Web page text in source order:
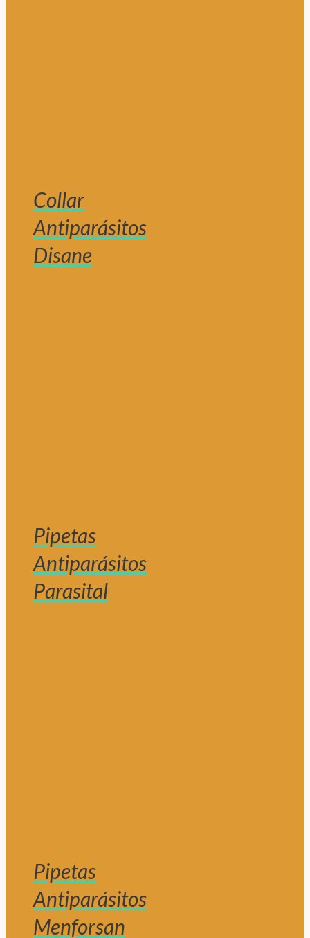
Collar
Antiparásitos
Disane
Pipetas
Antiparásitos
Parasital
Pipetas
Antiparásitos
Menforsan